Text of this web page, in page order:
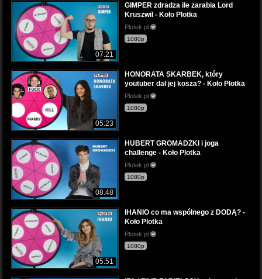
07:21
GIMPER zdradza ile zarabia Lord
Kruszwil - Koło Plotka
Plotek.pl
1080p
05:23
HONORATA SKARBEK, który
youtuber dał jej kosza? - Koło Plotka
Plotek.pl
1080p
08:48
HUBERT GROMADZKI i joga
challenge - Koło Plotka
Plotek.pl
1080p
05:51
IHANIO co ma wspólnego z DODĄ? -
Koło Plotka
Plotek.pl
1080p